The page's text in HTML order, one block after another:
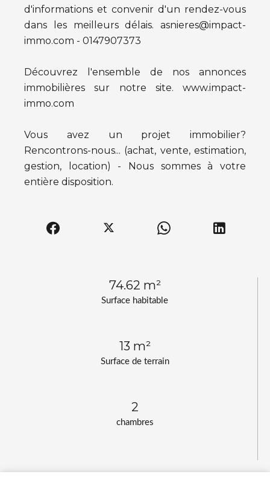
Surface habitable
74.62 m²
Surface de terrain
13 m²
chambres
2
d'informations et convenir d'un rendez-vous
dans les meilleurs délais. asnieres@impact-
immo.com - 0147907373
Découvrez l'ensemble de nos annonces
immobilières sur notre site. www.impact-
immo.com
Vous avez un projet immobilier?
Rencontrons-nous... (achat, vente, estimation,
gestion, location) - Nous sommes à votre
entière disposition.